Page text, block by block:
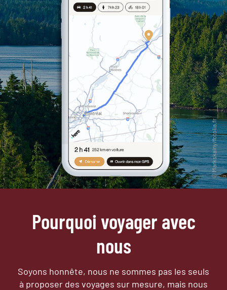
Pourquoi voyager avec
nous
Soyons honnête, nous ne sommes pas les seuls
à proposer des voyages sur mesure, mais nous